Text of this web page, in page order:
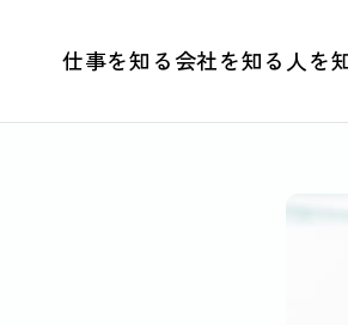
仕事を知る会社を知る 人を